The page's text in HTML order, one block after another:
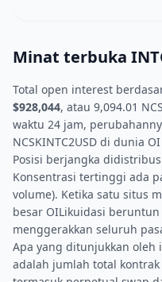
Minat terbuka
Total open interest
$928,044, atau 9,094.01
waktu 24 jam,
NCSKINTC2USD di dunia
Posisi berjangka
Konsentrasi tertinggi ada
volume). Ketika satu situs
besar OILikuidasi
menggerakkan seluruh
Apa yang ditunjukkan oleh
adalah jumlah total